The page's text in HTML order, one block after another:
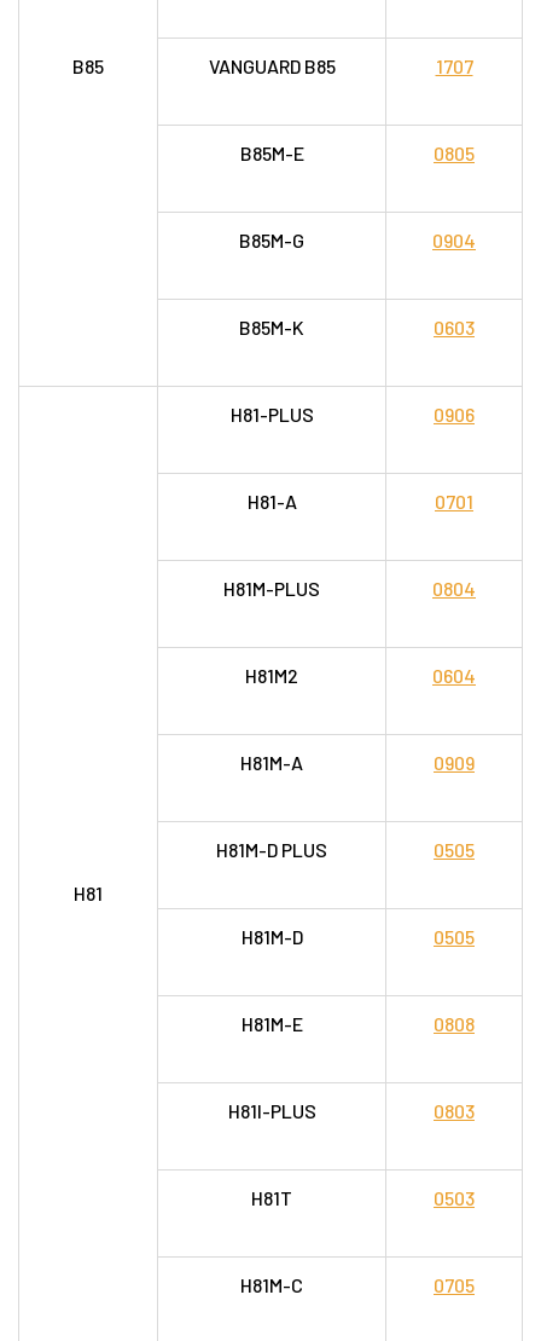
B85 VANGUARD B85 1707
B85M-E 0805
B85M-G 0904
B85M-K 0603
H81
H81-PLUS 0906
H81-A 0701
H81M-PLUS 0804
H81M2 0604
H81M-A 0909
H81M-D PLUS 0505
H81M-D 0505
H81M-E 0808
H81I-PLUS 0803
H81T 0503
H81M-C 0705